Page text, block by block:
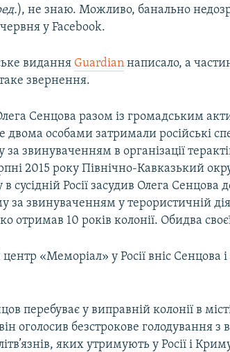
), не знаю. Можливо, банально
червня у Facebook.
видання Guardian написало, а
звернення.
Сенцова разом із громадським
двома особами затримали російські
за звинуваченням в організації
2015 року Північно-Кавказький
сусідній Росії засудив Олега Сенцова
за звинуваченням у терористичній
отримав 10 років колонії. Обидва
«Меморіал» у Росії вніс Сенцова
перебуває у виправній колонії в
оголосив безстрокове голодування
яких утримують у Росії і